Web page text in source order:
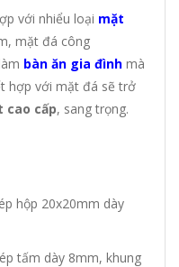
với nhiểu loại mặt
mặt đá công
bàn ăn gia đình mà
hợp với mặt đá sẽ trở
cao cấp, sang trọng.
hộp 20x20mm dày
tấm dày 8mm, khung